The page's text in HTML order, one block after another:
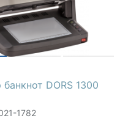
DORS 1300
1782